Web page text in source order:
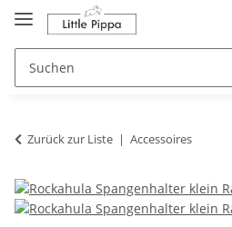
Zum Hauptinhalt springen
springen
Zurück zur Liste Accessoires